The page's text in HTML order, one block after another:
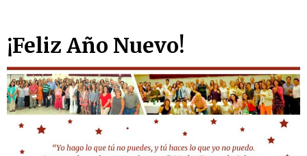
to
content
¡Feliz Año Nuevo!